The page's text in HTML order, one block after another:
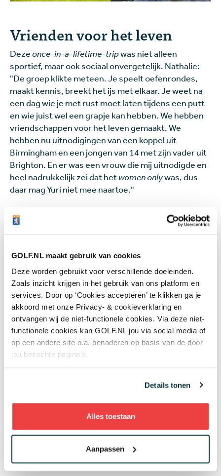
GOLF.NL maakt gebruik van cookies
Deze worden gebruikt voor verschillende doeleinden.
Zoals inzicht krijgen in het gebruik van ons platform en
services. Door op ‘Cookies accepteren’ te klikken ga je
akkoord met onze Privacy- & cookieverklaring en
ontvangen wij de niet-functionele cookies. Via deze niet-
functionele cookies kan GOLF.NL jou via social media of
op een andere site o.a. benaderen op basis van de door
jou bezochte pagina’s.
Details tonen
Alles toestaan
Aanpassen
Vrienden voor het leven
Dezeonce-in-a-lifetime-tripwas niet alleen
sportief, maar ook sociaal onvergetelijk. Nathalie:
"De groep klikte meteen. Je speelt oefenrondes,
maakt kennis, breekt het ijs met elkaar. Je weet na
een dag wie je met rust moet laten tijdens een putt
en wie juist wel een grapje kan hebben. We hebben
vriendschappen voor het leven gemaakt. We
hebben nu uitnodigingen van een koppel uit
Birmingham en een jongen van 14 met zijn vader uit
Brighton. En er was een vrouw die mij uitnodigde en
heel nadrukkelijk zei dat hetwomen onlywas, dus
daar mag Yuri niet mee naartoe."
Jong, oud, ervaren,
uit. Het draait allemaal om
verbinding
En het was duidelijk wat de R&A met dit evenement
wil bereiken. "Ze willen laten zien dat golf voor
iedereen is", zegt Yuri. "Jong, oud, ervaren,
beginner - het maakt niet uit. Het draait allemaal om
neergezet. De voorzitter van de R&A, Ian Patterson,
hoop ook dat het nog elk jaar herhaald gaat worden,
zodat andere golfers dit ook mogen meemaken."
Even schakelen